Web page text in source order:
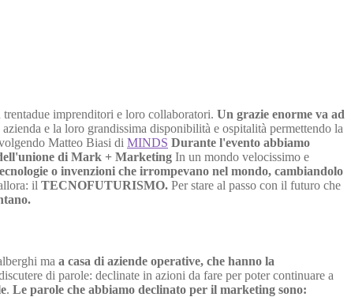
imprenditori e loro collaboratori. Un grazie enorme va ad
e la loro grandissima disponibilità e ospitalità permettendo la
Matteo Biasi di MINDS Durante l'evento abbiamo
di Mark + Marketing In un mondo velocissimo e
o invenzioni che irrompevano nel mondo, cambiandolo
il TECNOFUTURISMO. Per stare al passo con il futuro che
ma a casa di aziende operative, che hanno la
di parole: declinate in azioni da fare per poter continuare a
. Le parole che abbiamo declinato per il marketing sono: